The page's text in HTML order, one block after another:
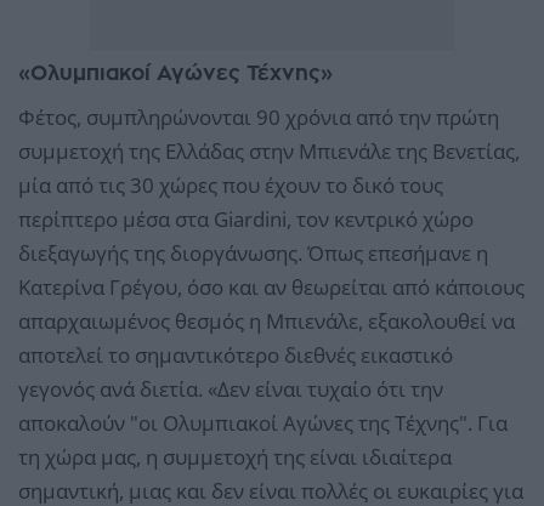
«Ολυμπιακοί Αγώνες Τέχνης»
Φέτος, συμπληρώνονται 90 χρόνια από την πρώτη
συμμετοχή της Ελλάδας στην Μπιενάλε της Βενετίας,
μία από τις 30 χώρες που έχουν το δικό τους
περίπτερο μέσα στα Giardini, τον κεντρικό χώρο
διεξαγωγής της διοργάνωσης. Όπως επεσήμανε η
Κατερίνα Γρέγου, όσο και αν θεωρείται από κάποιους
απαρχαιωμένος θεσμός η Μπιενάλε, εξακολουθεί να
αποτελεί το σημαντικότερο διεθνές εικαστικό
γεγονός ανά διετία. «Δεν είναι τυχαίο ότι την
αποκαλούν "οι Ολυμπιακοί Αγώνες της Τέχνης". Για
τη χώρα μας, η συμμετοχή της είναι ιδιαίτερα
σημαντική, μιας και δεν είναι πολλές οι ευκαιρίες για